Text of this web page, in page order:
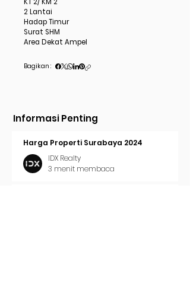
2 Lantai
Hadap Timur
Surat SHM
Area Dekat Ampel
Bagikan :
Informasi Penting
Harga Properti Surabaya 2024
IDX Realty
3 menit membaca